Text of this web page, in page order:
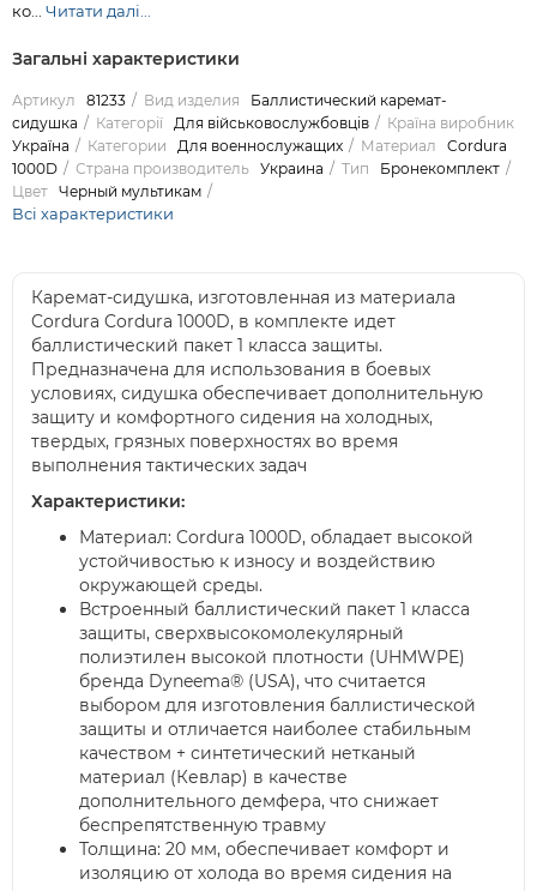
ко... Читати далі...
Загальні характеристики
Артикул 81233 Вид изделия
Баллистический каремат-
сидушка
Категорії Для військовослужбовців
Країна виробник
Україна
Категории Для военнослужащих Материал
Cordura
1000D
Страна производитель Украина Тип
Бронекомплект
Цвет Черный мультикам
Всі характеристики
Каремат-сидушка, изготовленная из материала
Cordura Cordura 1000D, в комплекте идет
баллистический пакет 1 класса защиты.
Предназначена для использования в боевых
условиях, сидушка обеспечивает дополнительную
защиту и комфортного сидения на холодных,
твердых, грязных поверхностях во время
выполнения тактических задач
Характеристики:
Материал: Cordura 1000D, обладает высокой
устойчивостью к износу и воздействию
окружающей среды.
Встроенный баллистический пакет 1 класса
защиты, сверхвысокомолекулярный
полиэтилен высокой плотности (UHMWPE)
бренда Dyneema® (USA), что считается
выбором для изготовления баллистической
защиты и отличается наиболее стабильным
качеством + синтетический нетканый
материал (Кевлар) в качестве
дополнительного демфера, что снижает
беспрепятственную травму
Толщина: 20 мм, обеспечивает комфорт и
изоляцию от холода во время сидения на